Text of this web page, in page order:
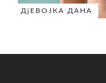
ДјЕВОЈКА ДАНА